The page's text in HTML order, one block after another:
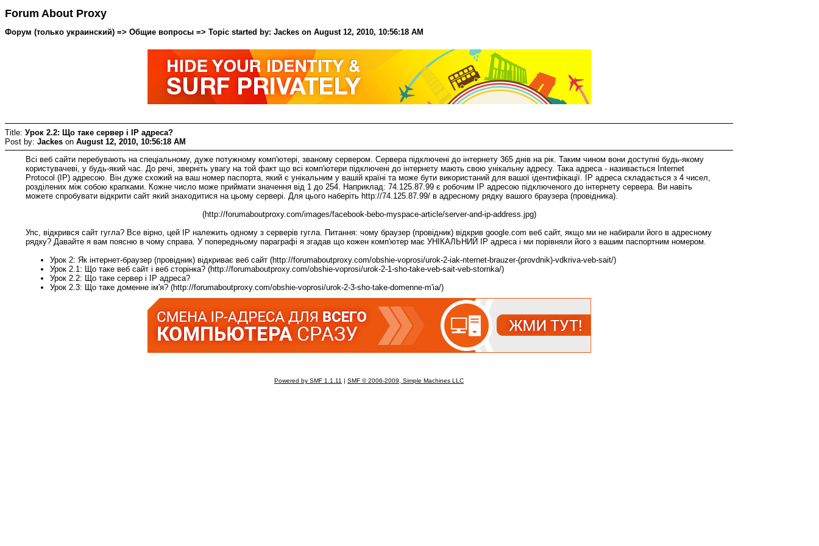
Forum About Proxy
Форум (только украинский) => Общие вопросы => Topic started by: Jackes on August 12, 2010, 10:56:18 AM
Title: Урок 2.2: Що таке сервер і IP адреса?
Post by: Jackes on August 12, 2010, 10:56:18 AM
Всі веб сайти перебувають на спеціальному, дуже потужному комп'ютері, званому сервером. Сервера підключені до інтернету 365 днів на рік. Таким чином вони доступні будь-якому
користувачеві, у будь-який час. До речі, зверніть увагу на той факт що всі комп'ютери підключені до інтернету мають свою унікальну адресу. Така адреса - називається Internet
Protocol (IP) адресою. Він дуже схожий на ваш номер паспорта, який є унікальним у вашій країні та може бути використаний для вашої ідентифікації. IP адреса складається з 4 чисел,
розділених між собою крапками. Кожне число може приймати значення від 1 до 254. Наприклад: 74.125.87.99 є робочим IP адресою підключеного до інтернету сервера. Ви навіть
можете спробувати відкрити сайт який знаходитися на цьому сервері. Для цього наберіть http://74.125.87.99/ в адресному рядку вашого браузера (провідника).
(http://forumaboutproxy.com/images/facebook-bebo-myspace-article/server-and-ip-address.jpg)
Упс, відкрився сайт гугла? Все вірно, цей IP належить одному з серверів гугла. Питання: чому браузер (провідник) відкрив google.com веб сайт, якщо ми не набирали його в адресному
рядку? Давайте я вам поясню в чому справа. У попередньому параграфі я згадав що кожен комп'ютер має УНІКАЛЬНИЙ IP адреса і ми порівняли його з вашим паспортним номером.
Урок 2: Як інтернет-браузер (провідник) відкриває веб сайт (http://forumaboutproxy.com/obshie-voprosi/urok-2-iak-nternet-brauzer-(provdnik)-vdkriva-veb-sait/)
Урок 2.1: Що таке веб сайт і веб сторінка? (http://forumaboutproxy.com/obshie-voprosi/urok-2-1-sho-take-veb-sait-veb-stornka/)
Урок 2.2: Що таке сервер і IP адреса?
Урок 2.3: Що таке доменне ім'я? (http://forumaboutproxy.com/obshie-voprosi/urok-2-3-sho-take-domenne-m'ia/)
Powered by SMF 1.1.11 | SMF © 2006-2009, Simple Machines LLC